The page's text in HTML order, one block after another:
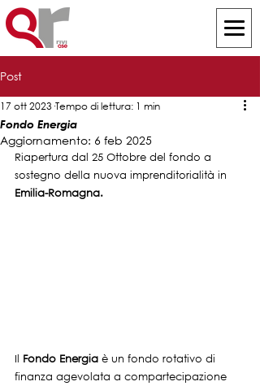
Post
Fondo Energia
17 ott 2023 Tempo di lettura: 1 min
Aggiornamento: 6 feb 2025
Riapertura dal 25 Ottobre del fondo a
sostegno della nuova imprenditorialità in
Emilia-Romagna.
Il Fondo Energia è un fondo rotativo di
finanza agevolata a compartecipazione